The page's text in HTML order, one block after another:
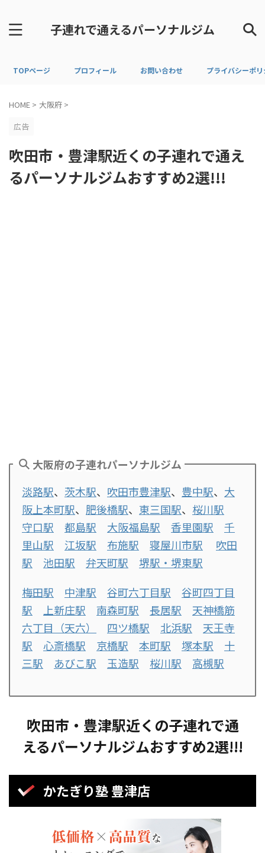
子連れで通えるパーソナルジム
TOPページ プロフィール お問い合わせ プライバシーポ
HOME > 大阪府 >
広告
吹田市・豊津駅近くの子連れで通え
るパーソナルジムおすすめ2選!!!
大阪府の子連れパーソナルジム
淡路駅、 茨木駅、 吹田市豊津駅、 豊中駅、 大
阪上本町駅、 肥後橋駅、 東三国駅、 桜川駅
守口駅
都島駅 大阪福島駅 香里園駅
千
里山駅
江坂駅 布施駅 寝屋川市駅
吹田
駅
池田駅 弁天町駅
堺駅・堺東駅
梅田駅
中津駅 谷町六丁目駅
谷町四丁目
駅
上新庄駅 南森町駅 長居駅
天神橋筋
六丁目（天六）
四ツ橋駅 北浜駅
天王寺
駅
心斎橋駅 京橋駅 本町駅 塚本駅
十
三駅
あびこ駅 玉造駅 桜川駅 高槻駅
吹田市・豊津駅近くの子連れで通
えるパーソナルジムおすすめ2選!!!
かたぎり塾 豊津店